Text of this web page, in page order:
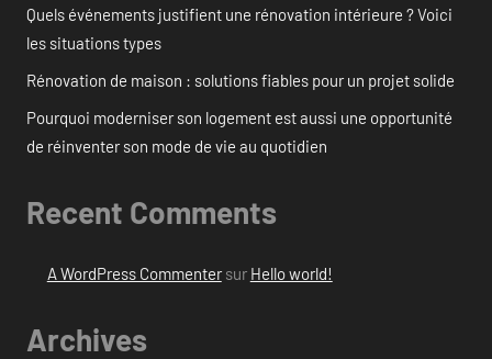
Quels événements justifient une rénovation intérieure ? Voici
les situations types
Rénovation de maison : solutions fiables pour un projet solide
Pourquoi moderniser son logement est aussi une opportunité
de réinventer son mode de vie au quotidien
Recent Comments
A WordPress Commentersur Hello world!
Archives